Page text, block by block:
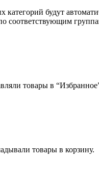
категорий будут
соответствующим
товары в
товары в корзину.